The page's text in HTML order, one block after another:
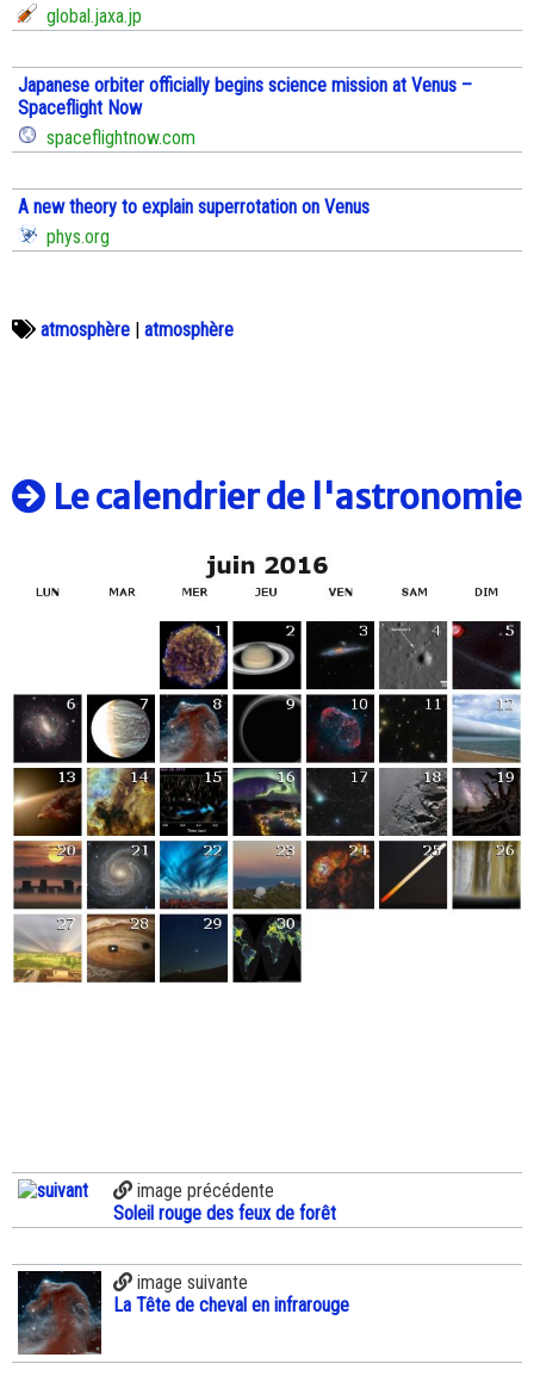
global.jaxa.jp
Japanese orbiter officially begins science mission at Venus –
Spaceflight Now
spaceflightnow.com
A new theory to explain superrotation on Venus
phys.org
atmosphère | atmosphère
Le calendrier de l'astronomie
image précédente
Soleil rouge des feux de forêt
image suivante
La Tête de cheval en infrarouge